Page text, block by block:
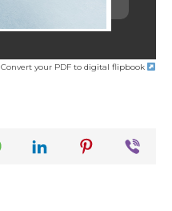
Convert your PDF to digital flipbook